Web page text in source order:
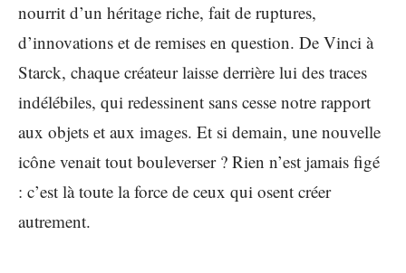
nourrit d’un héritage riche, fait de ruptures,
d’innovations et de remises en question. De Vinci à
Starck, chaque créateur laisse derrière lui des traces
indélébiles, qui redessinent sans cesse notre rapport
aux objets et aux images. Et si demain, une nouvelle
icône venait tout bouleverser ? Rien n’est jamais figé
: c’est là toute la force de ceux qui osent créer
autrement.